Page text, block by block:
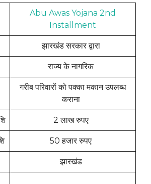
Abu Awas Yojana 2nd
Installment
झारखंड सरकार द्वारा
राज्य के नागरिक
गरीब परिवारों को पक्का मकान उपलब्ध
कराना
2 लाख रुपए
50 हजार रुपए
झारखंड